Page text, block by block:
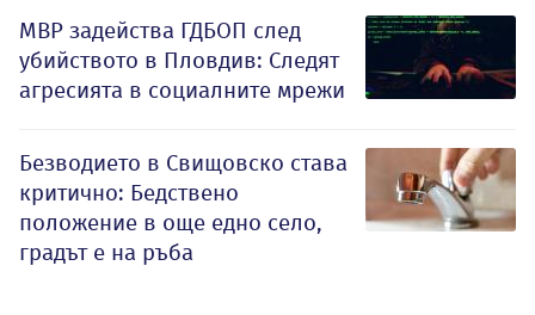
МВР задейства ГДБОП след
убийството в Пловдив: Следят
агресията в социалните мрежи
Безводието в Свищовско става
критично: Бедствено
положение в още едно село,
градът е на ръба